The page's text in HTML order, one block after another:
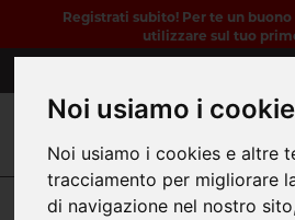
Noi usiamo i
Noi usiamo i cookies e altre
tracciamento per migliorare
di navigazione nel nostro
Registrati subito! Per te un buono
utilizzare sul tuo